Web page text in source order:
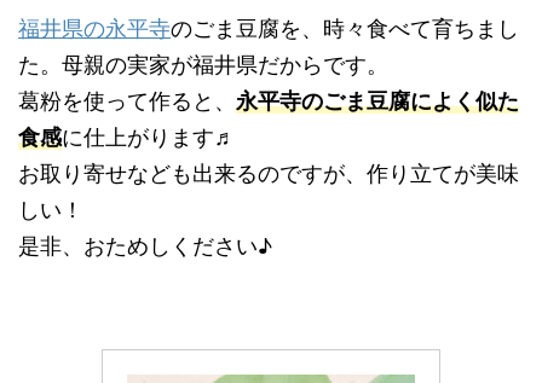
福井県の永平寺のごま豆腐を、時々食べて育ちまし
た。母親の実家が福井県だからです。
葛粉を使って作ると、 永平寺のごま豆腐によく似た
食感に仕上がります♬
お取り寄せなども出来るのですが、作り立てが美味
しい！
是非、おためしください♪